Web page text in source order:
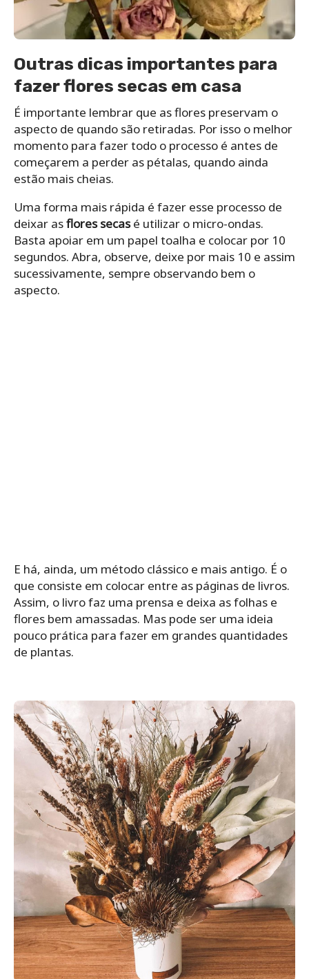
Outras dicas importantes para
fazer flores secas em casa
É importante lembrar que as flores preservam o
aspecto de quando são retiradas. Por isso o melhor
momento para fazer todo o processo é antes de
começarem a perder as pétalas, quando ainda
estão mais cheias.
Uma forma mais rápida é fazer esse processo de
deixar asflores secasé utilizar o micro-ondas.
Basta apoiar em um papel toalha e colocar por 10
segundos. Abra, observe, deixe por mais 10 e assim
sucessivamente, sempre observando bem o
aspecto.
E há, ainda, um método clássico e mais antigo. É o
que consiste em colocar entre as páginas de livros.
Assim, o livro faz uma prensa e deixa as folhas e
flores bem amassadas. Mas pode ser uma ideia
pouco prática para fazer em grandes quantidades
de plantas.